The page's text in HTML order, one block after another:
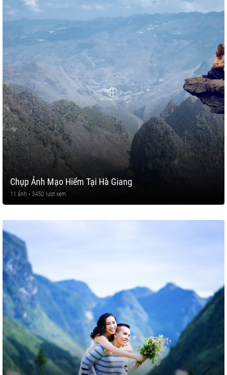
Chụp Ảnh Mạo Hiểm Tại Hà Giang
11 ảnh • 3450 lượt xem